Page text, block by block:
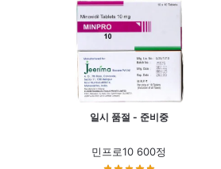
일시 품절 - 준비중
민프로10 600정